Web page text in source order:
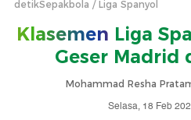
detikSepakbola Liga Spanyol
Klasemen Liga
Geser Madrid
Mohammad Resha
Selasa, 18 Feb